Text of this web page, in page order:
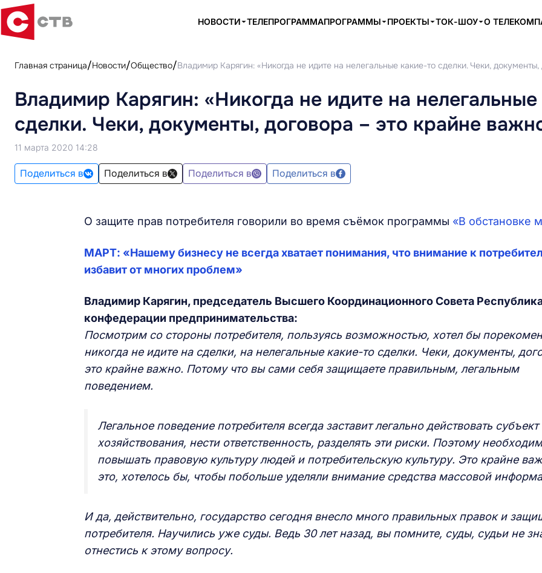
НОВОСТИ ТЕЛЕПРОГРАММАПРОГРАММЫ ПРОЕКТЫ ТОК-ШОУ О
Главная страница Новости Общество Владимир Карягин: «Никогда не идите на нелегальные какие-то сделки. Чеки,
Владимир Карягин: «Никогда не идите на
сделки. Чеки, документы, договора – это крайне
11 марта 2020 14:28
Поделиться в Поделиться в Поделиться в Поделиться в
О защите прав потребителя говорили во время съёмок программы «В обстановке
МАРТ: «Нашему бизнесу не всегда хватает понимания, что внимание к
избавит от многих проблем»
Владимир Карягин, председатель Высшего Координационного Совета
конфедерации предпринимательства:
Посмотрим со стороны потребителя, пользуясь возможностью, хотел бы
никогда не идите на сделки, на нелегальные какие-то сделки. Чеки, документы,
это крайне важно. Потому что вы сами себя защищаете правильным, легальным
поведением.
Легальное поведение потребителя всегда заставит легально действовать субъект
хозяйствования, нести ответственность, разделять эти риски. Поэтому
повышать правовую культуру людей и потребительскую культуру. Это крайне
это, хотелось бы, чтобы побольше уделяли внимание средства массовой
И да, действительно, государство сегодня внесло много правильных правок и
потребителя. Научились уже суды. Ведь 30 лет назад, вы помните, суды, судьи не
отнестись к этому вопросу.